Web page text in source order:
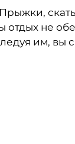
не
им, вы